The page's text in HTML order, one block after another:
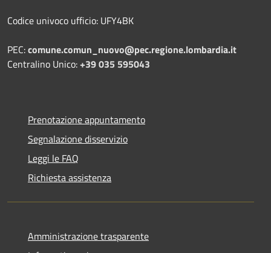
Codice univoco ufficio: UFY4BK
PEC:comune.comun_nuovo@pec.regione.lombardia.it
Centralino Unico:+39 035 595043
Prenotazione appuntamento
Segnalazione disservizio
Leggi le FAQ
Richiesta assistenza
Amministrazione trasparente